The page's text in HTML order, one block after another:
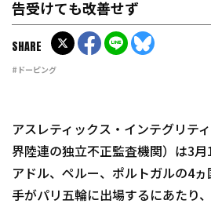
告受けても改善せず
#ドーピング
SHARE
アスレティックス・インテグリテ
界陸連の独立不正監査機関）は3
アドル、ペルー、ポルトガルの4
手がパリ五輪に出場するにあたり